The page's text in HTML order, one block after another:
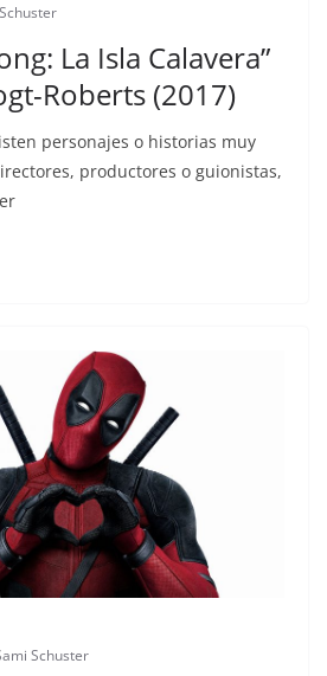
La Isla Calavera”
Roberts (2017)
personajes o historias muy
productores o guionistas,
Schuster